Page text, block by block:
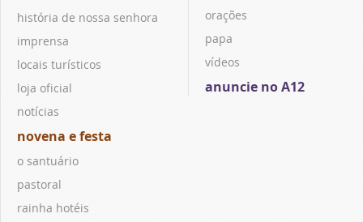
história de nossa senhora
imprensa
locais turísticos
loja oficial
notícias
novena e festa
o santuário
pastoral
rainha hotéis
orações
papa
vídeos
anuncie no A12